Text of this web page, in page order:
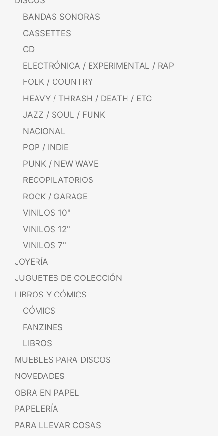
BANDAS SONORAS
CASSETTES
CD
ELECTRÓNICA / EXPERIMENTAL / RAP
FOLK / COUNTRY
HEAVY / THRASH / DEATH / ETC
JAZZ / SOUL / FUNK
NACIONAL
POP / INDIE
PUNK / NEW WAVE
RECOPILATORIOS
ROCK / GARAGE
VINILOS 10"
VINILOS 12"
VINILOS 7"
JOYERÍA
JUGUETES DE COLECCIÓN
LIBROS Y CÓMICS
CÓMICS
FANZINES
LIBROS
MUEBLES PARA DISCOS
NOVEDADES
OBRA EN PAPEL
PAPELERÍA
PARA LLEVAR COSAS